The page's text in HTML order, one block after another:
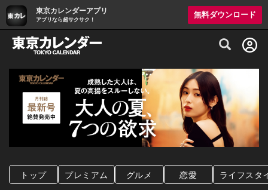
東京カレンダーアプリ
アプリなら超サクサク！
無料ダウンロード
グルメ情報・プレミアムレストラン予約
トップ プレミアム グルメ 恋愛 ライフスタ